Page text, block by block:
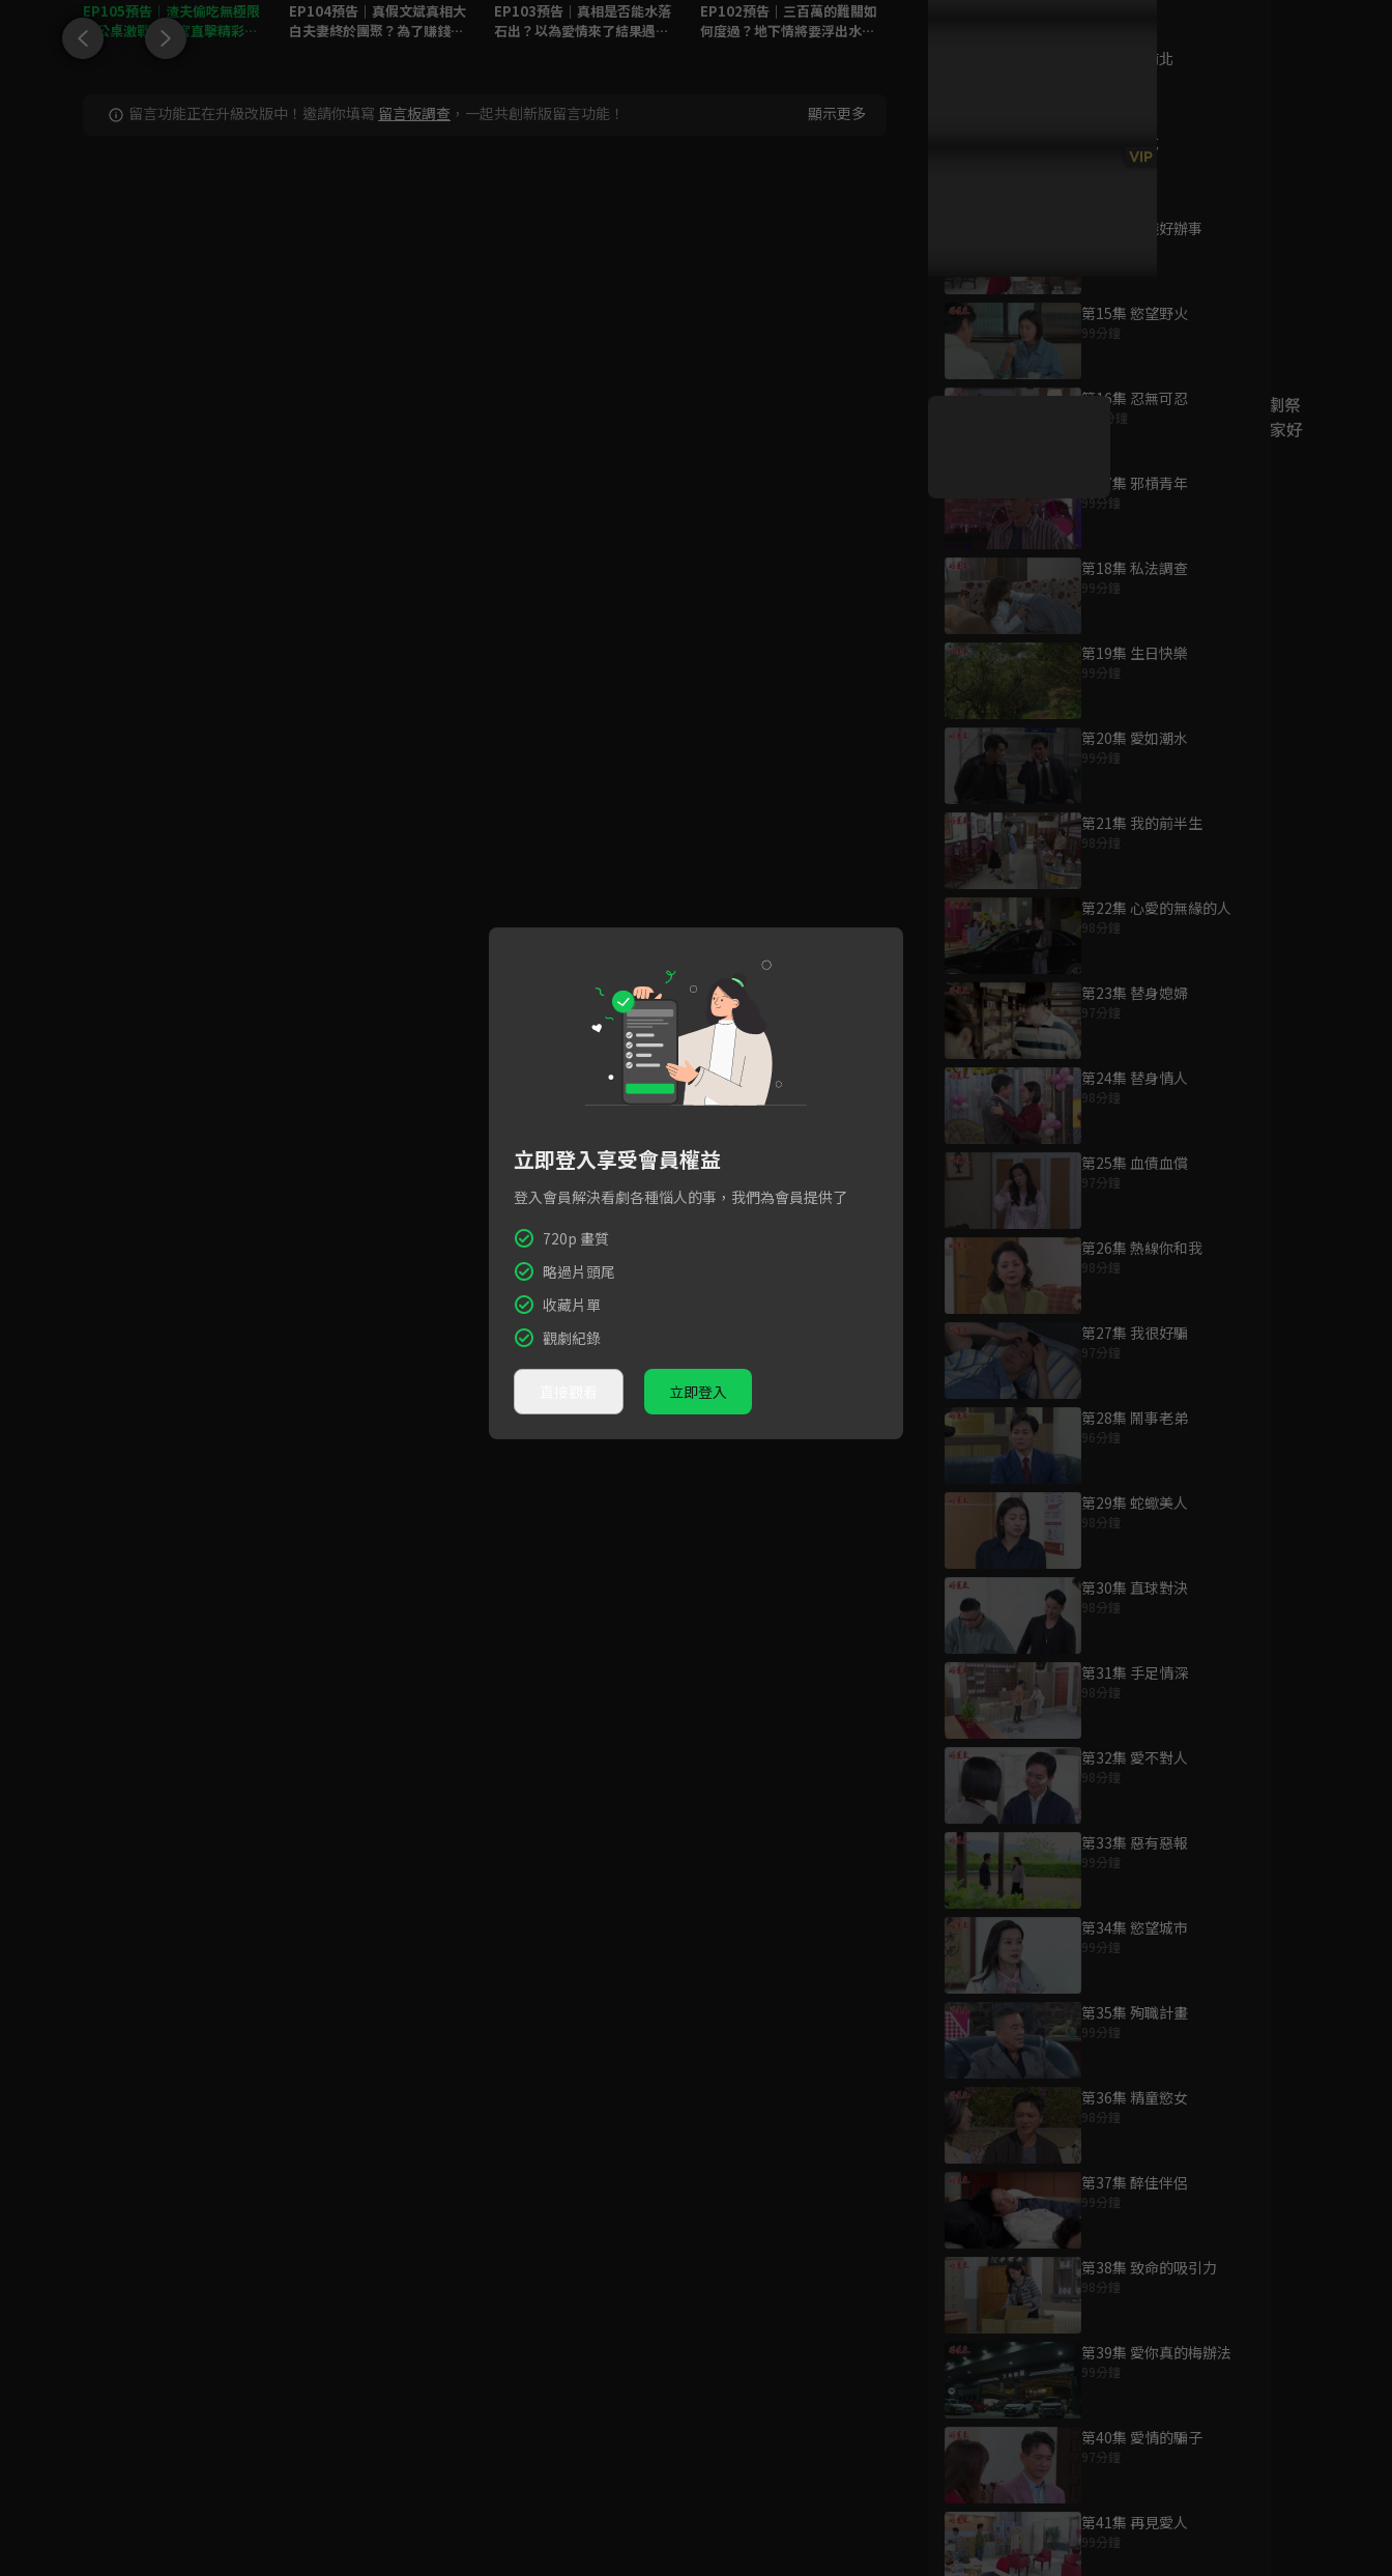
第12集 戰南北
第13集 色戒
第14集 有錢好辦事
第15集 慾望野火
99分鐘
第16集 忍無可忍
100分鐘
第17集 邪槓青年
99分鐘
第18集 私法調查
99分鐘
第19集 生日快樂
99分鐘
第20集 愛如潮水
99分鐘
第21集 我的前半生
98分鐘
第22集 心愛的無緣的人
98分鐘
第23集 替身媳婦
97分鐘
第24集 替身情人
98分鐘
第25集 血債血償
97分鐘
第26集 熱線你和我
98分鐘
第27集 我很好騙
97分鐘
第28集 鬧事老弟
96分鐘
第29集 蛇蠍美人
98分鐘
第30集 直球對決
98分鐘
第31集 手足情深
98分鐘
第32集 愛不對人
98分鐘
第33集 惡有惡報
99分鐘
第34集 慾望城市
99分鐘
第35集 殉職計畫
99分鐘
第36集 精童慾女
98分鐘
第37集 醉佳伴侶
99分鐘
第38集 致命的吸引力
98分鐘
第39集 愛你真的梅辦法
99分鐘
第40集 愛情的騙子
97分鐘
第41集 再見愛人
99分鐘
EP105預告｜渣夫偷吃無極限
辦公桌激戰，正宮直擊精彩現
場火速抓包！
EP104預告｜真假文斌真相大
白夫妻終於團聚？為了賺錢連
EP103預告｜真相是否能水落
石出？以為愛情來了結果遇到
EP102預告｜三百萬的難關如
何度過？地下情將要浮出水
留言功能正在升級改版中！邀請你填寫 留言板調查 ，一起共創新版留言功能！ 顯示更多
已完結 / 共 2 集
VIP 鳳姐
好康資訊
7/21-8/20，盛夏追劇祭
升級VIP最優惠！獨家好
7月21日
立即登入享受會員權益
登入會員解決看劇各種惱人的事，我們為會員提供了
720p 畫質
略過片頭尾
收藏片單
觀劇紀錄
立即登入